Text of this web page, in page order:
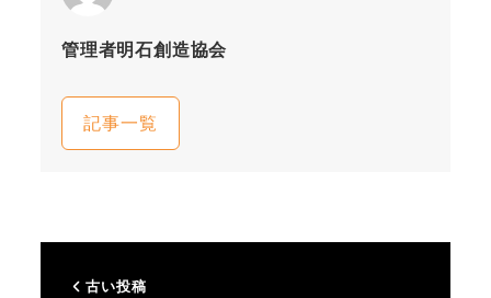
管理者明石創造協会
記事一覧
古い投稿